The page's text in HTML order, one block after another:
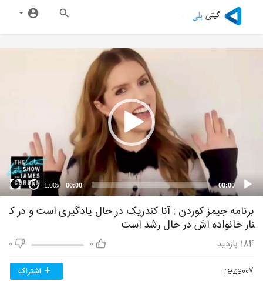
00:00
00:00
1.00x
20
برنامه جیمز کوردن : آنا کندریک در حال یادگیری است و در ک
نار خانواده اش در حال رشد است
0
0 184 بازدید
reza007 اشتراک